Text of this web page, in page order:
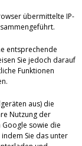
übermittelte IP-
entsprechende
Sie jedoch darauf
Funktionen
aus) die
Nutzung der
Google sowie die
Sie das unter